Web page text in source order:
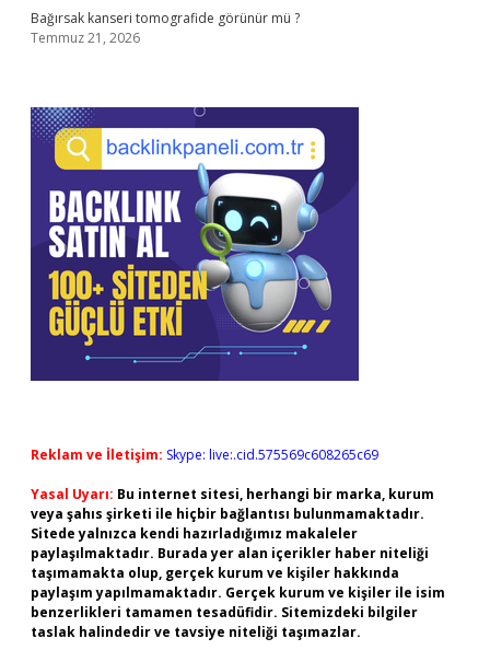
Bağırsak kanseri tomografide görünür mü ?
Temmuz 21, 2026
Reklam ve İletişim: Skype: live:.cid.575569c608265c69
Yasal Uyarı: Bu internet sitesi, herhangi bir marka, kurum
veya şahıs şirketi ile hiçbir bağlantısı bulunmamaktadır.
Sitede yalnızca kendi hazırladığımız makaleler
paylaşılmaktadır. Burada yer alan içerikler haber niteliği
taşımamakta olup, gerçek kurum ve kişiler hakkında
paylaşım yapılmamaktadır. Gerçek kurum ve kişiler ile isim
benzerlikleri tamamen tesadüfidir. Sitemizdeki bilgiler
taslak halindedir ve tavsiye niteliği taşımazlar.